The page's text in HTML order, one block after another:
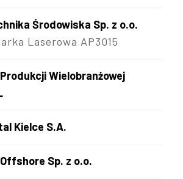
Środowiska Sp. z o.o.
Laserowa AP3015
Wielobranżowej
Kielce S.A.
Sp. z o.o.